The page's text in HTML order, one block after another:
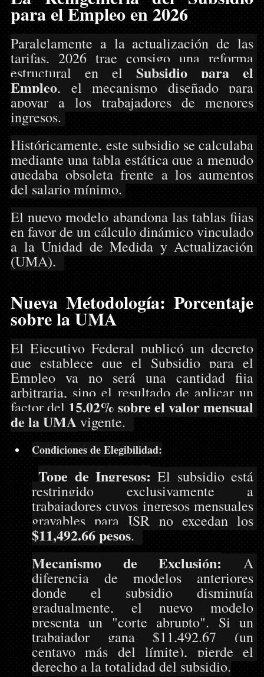
para el Empleo en 2026
Paralelamente a la actualización de las
tarifas, 2026 trae consigo una reforma
estructural en el Subsidio para el
Empleo, el mecanismo diseñado para
apoyar a los trabajadores de menores
ingresos.
Históricamente, este subsidio se calculaba
mediante una tabla estática que a menudo
quedaba obsoleta frente a los aumentos
del salario mínimo.
El nuevo modelo abandona las tablas fijas
en favor de un cálculo dinámico vinculado
a la Unidad de Medida y Actualización
(UMA).
Nueva Metodología: Porcentaje
sobre la UMA
El Ejecutivo Federal publicó un decreto
que establece que el Subsidio para el
Empleo ya no será una cantidad fija
arbitraria, sino el resultado de aplicar un
factor del 15.02% sobre el valor mensual
de la UMA vigente.
Condiciones de Elegibilidad:
Tope de Ingresos: El subsidio está
restringido exclusivamente a
trabajadores cuyos ingresos mensuales
$11,492.66 pesos.
Mecanismo de Exclusión: A
diferencia de modelos anteriores
donde el subsidio disminuía
gradualmente, el nuevo modelo
presenta un "corte abrupto". Si un
trabajador gana $11,492.67 (un
centavo más del límite), pierde el
derecho a la totalidad del subsidio.